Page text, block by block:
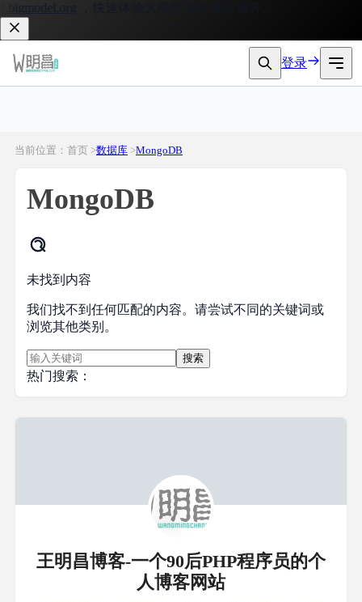
登录
当前位置：首页 >数据库 >MongoDB
MongoDB
未找到内容
我们找不到任何匹配的内容。请尝试不同的关键词或
浏览其他类别。
搜索
热门搜索：
王明昌博客-一个90后PHP程序员的个
人博客网站